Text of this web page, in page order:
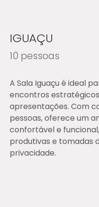
IGUAÇU
10 pessoas
A Sala Iguaçu é ideal
encontros
apresentações. Com
pessoas, oferece um
confortável e
produtivas e tomadas
privacidade.